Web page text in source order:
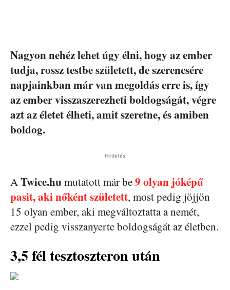
Nagyon nehéz lehet úgy élni, hogy az ember
tudja, rossz testbe született, de szerencsére
napjainkban már van megoldás erre is, így
az ember visszaszerezheti boldogságát, végre
azt az életet élheti, amit szeretne, és amiben
boldog.
Hirdetés
ATwice.humutatott már be9 olyan jóképű
pasit, aki nőként született, most pedig jöjjön
15 olyan ember, aki megváltoztatta a nemét,
ezzel pedig visszanyerte boldogságát az életben.
3,5 fél tesztoszteron után